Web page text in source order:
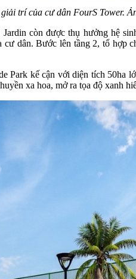
trí của cư dân FourS Tower.
còn được thụ hưởng hệ
dân. Bước lên tầng 2, tổ
Park kế cận với diện tích
xa hoa, mở ra tọa độ xanh